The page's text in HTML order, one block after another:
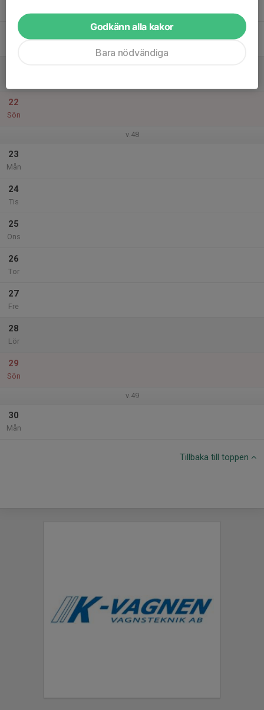
20
22
Sön
v.48
23
Mån
24
Tis
25
Ons
26
Tor
27
Fre
28
Lör
29
Sön
v.49
30
Mån
Tillbaka till toppen
Godkänn alla kakor
Bara nödvändiga